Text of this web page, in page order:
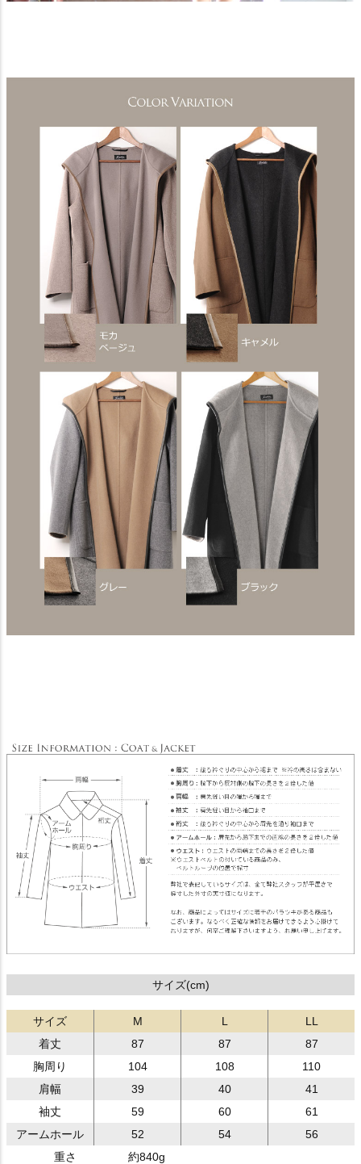
サイズ(cm)
サイズ M L
LL
着丈
87 87
87
胸周り
104 108
110
肩幅
39 40
41
袖丈
59 60
61
アームホール
52 54
56
重さ
約840g